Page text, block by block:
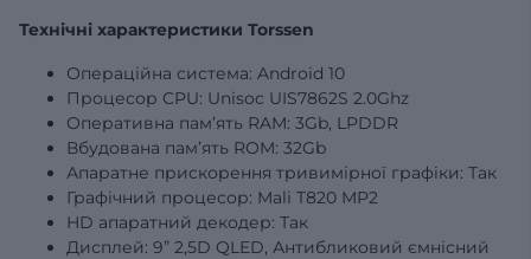
Технічні характеристики Torssen
Операційна система: Android 10
Процесор CPU: Unisoc UIS7862S 2.0Ghz
Оперативна пам’ять RAM: 3Gb, LPDDR
Вбудована пам’ять ROM: 32Gb
Апаратне прискорення тривимірної графіки: Так
Графічний процесор: Mali T820 MP2
HD апаратний декодер: Так
Дисплей: 9” 2,5D QLED, Антибликовий ємнісний